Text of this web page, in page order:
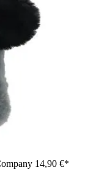
14,90 €*